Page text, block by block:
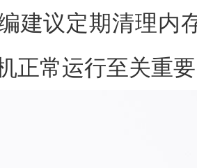
建议定期清理内
正常运行至关重